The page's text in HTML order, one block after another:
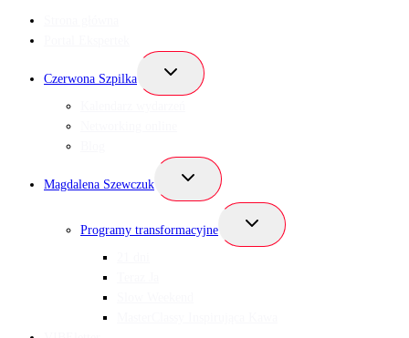
Czerwona Szpilka
Przełącz
podrzędne
Magdalena Szewczuk
Przełącz
podrzędne
Programy transformacyjne
Przełącz
podrzędne